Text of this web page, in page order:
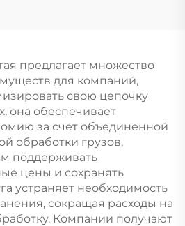
предлагает множество
для компаний,
свою цепочку
она обеспечивает
за счет объединенной
обработки грузов,
поддерживать
цены и сохранять
устраняет необходимость
сокращая расходы на
Компании получают